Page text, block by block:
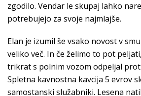
zgodilo. Vendar le skupaj lahko
potrebujejo za svoje najmlajše.
Elan je izumil še vsako novost v
veliko več. In če želimo to pot
trikrat s polnim vozom odpeljal
Spletna kavnostna kavcija 5 evrov
samostanski služabniki. Lesena